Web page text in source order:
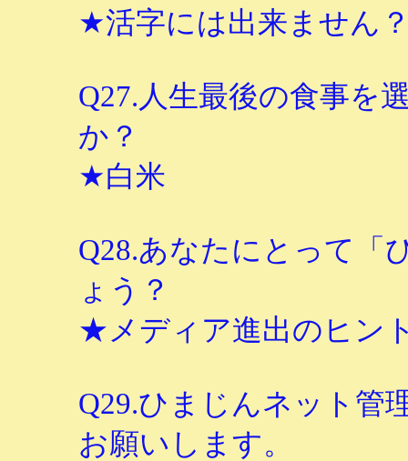
★活字には出来ません
Q27.人生最後の食事を
か？
★白米
Q28.あなたにとって「
ょう？
★メディア進出のヒン
Q29.ひまじんネット管
お願いします。